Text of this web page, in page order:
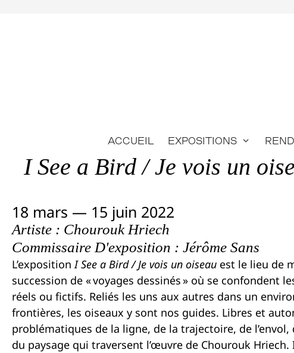
Accueil Expositions
I See a Bird / Je vois un
18 mars — 15 juin 2022
Artiste : Chourouk Hriech
Commissaire D'exposition : Jérôme Sans
L’expositionI See a Bird / Je vois un oiseau est le lieu de
succession de « voyages dessinés » où se confondent
réels ou fictifs. Reliés les uns aux autres dans un
frontières, les oiseaux y sont nos guides. Libres et
problématiques de la ligne, de la trajectoire, de
du paysage qui traversent l’œuvre de Chourouk